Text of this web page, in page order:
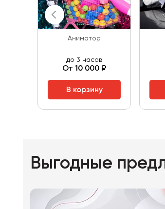
Аниматор
до 3 часов
От 10 000 ₽
В корзину
Выгодные